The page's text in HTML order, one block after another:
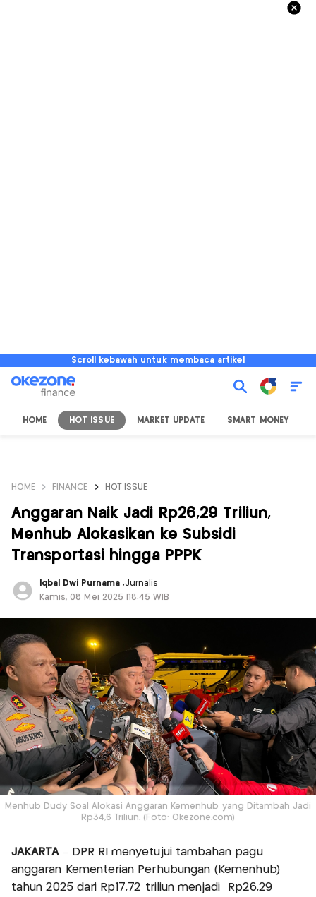
Scroll kebawah untuk membaca artikel
HOME HOT ISSUE MARKET UPDATE SMART MONEY
HOME FINANCE HOT ISSUE
Anggaran Naik Jadi Rp26,29 Triliun,
Menhub Alokasikan ke Subsidi
Transportasi hingga PPPK
Iqbal Dwi Purnama ,Jurnalis
Kamis, 08 Mei 2025 |18:45 WIB
Menhub Dudy Soal Alokasi Anggaran Kemenhub yang Ditambah Jadi
Rp34,6 Triliun. (Foto: Okezone.com)
JAKARTA– DPR RI menyetujui tambahan pagu
anggaran Kementerian Perhubungan (Kemenhub)
tahun 2025 dari Rp17,72 triliun menjadi Rp26,29